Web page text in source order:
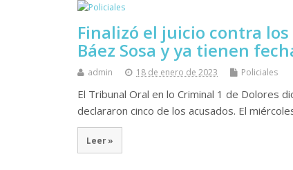
Finalizó el juicio contra
Báez Sosa y ya tienen
admin 18 de enero de 2023 Policiales
El Tribunal Oral en lo Criminal 1 de Dolores
declararon cinco de los acusados. El
Leer »